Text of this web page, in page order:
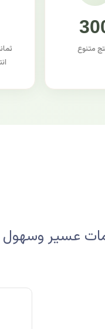
متنوع
عسير وسهول